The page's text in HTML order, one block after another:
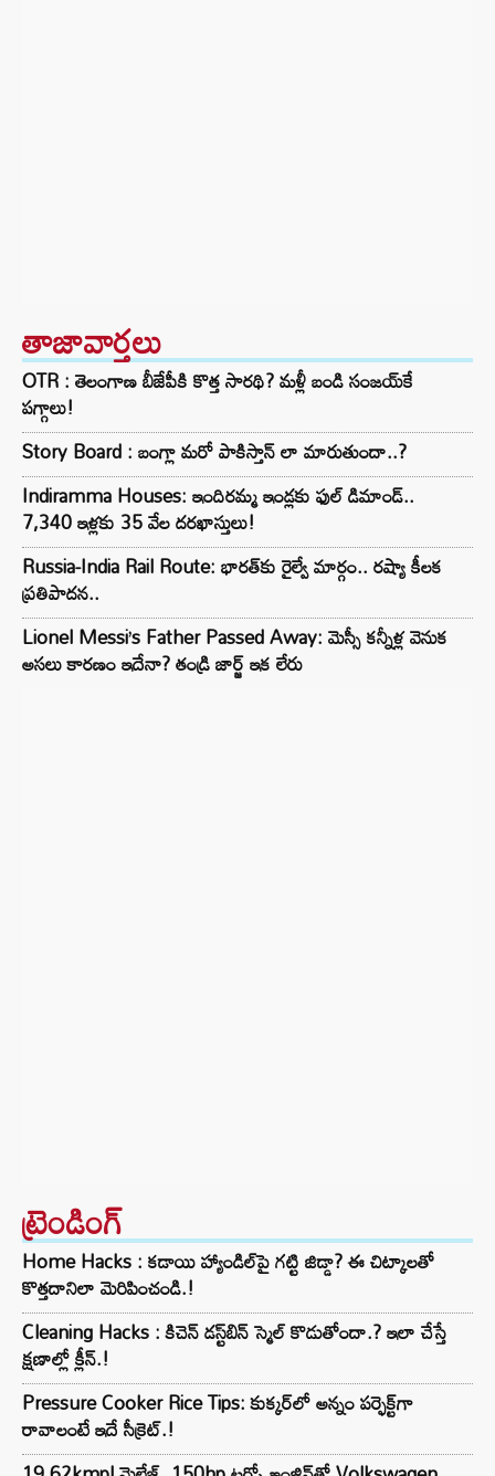
తాజావార్తలు
OTR : తెలంగాణ బీజేపీకి కొత్త సారథి? మళ్లీ బండి సంజయ్‌కే
పగ్గాలు!
Story Board : బంగ్లా మరో పాకిస్తాన్ లా మారుతుందా..?
Indiramma Houses: ఇందిరమ్మ ఇండ్లకు ఫుల్ డిమాండ్..
7,340 ఇళ్లకు 35 వేల దరఖాస్తులు!
Russia-India Rail Route: భారత్‌కు రైల్వే మార్గం.. రష్యా కీలక
ప్రతిపాదన..
Lionel Messi’s Father Passed Away: మెస్సీ కన్నీళ్ల వెనుక
అసలు కారణం ఇదేనా? తండ్రి జార్జ్ ఇక లేరు
ట్రెండింగ్‌
Home Hacks : కడాయి హ్యాండిల్‌పై గట్టి జిడ్డా? ఈ చిట్కాలతో
కొత్తదానిలా మెరిపించండి.!
Cleaning Hacks : కిచెన్ డస్ట్‌బిన్ స్మెల్ కొడుతోందా.? ఇలా చేస్తే
క్షణాల్లో క్లీన్.!
Pressure Cooker Rice Tips: కుక్కర్‌లో అన్నం పర్ఫెక్ట్‌గా
రావాలంటే ఇదే సీక్రెట్.!